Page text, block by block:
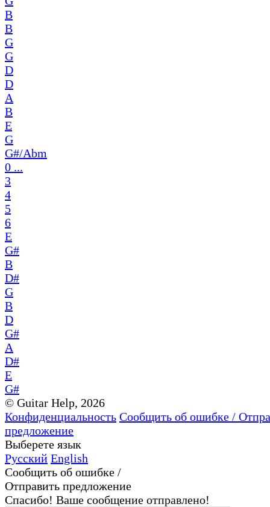
B
B
G
G
D
D
A
B
E
G
G#/Abm
0 ...
3
4
5
6
E
G#
B
D#
G
B
D
G#
A
D#
E
G#
© Guitar Help, 2026
Конфиденциальность Сообщить об ошибке /
предложение
Выберете язык
Русский English
Сообщить об ошибке /
Отправить предложение
Спасибо! Ваше сообщение отправлено!